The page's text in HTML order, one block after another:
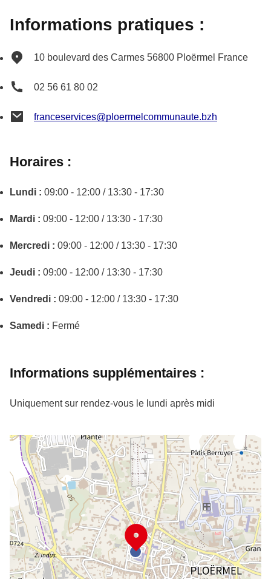
Informations pratiques :
10 boulevard des Carmes 56800 Ploërmel France
02 56 61 80 02
franceservices@ploermelcommunaute.bzh
Horaires :
Lundi : 09:00 - 12:00 / 13:30 - 17:30
Mardi : 09:00 - 12:00 / 13:30 - 17:30
Mercredi : 09:00 - 12:00 / 13:30 - 17:30
Jeudi : 09:00 - 12:00 / 13:30 - 17:30
Vendredi : 09:00 - 12:00 / 13:30 - 17:30
Samedi : Fermé
Informations supplémentaires :
Uniquement sur rendez-vous le lundi après midi